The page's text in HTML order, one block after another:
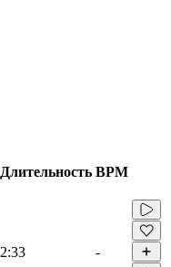
Длительность BPM
2:33 -